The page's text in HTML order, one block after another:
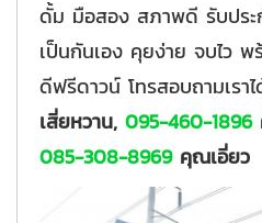
ดั้ม มือสอง สภาพดี รับประ
เป็นกันเอง คุยง่าย จบไว
ดีฟรีดาวน์ โทรสอบถามเรา
เสี่ยหวาน, 095-460-1896
085-308-8969 คุณเอี่ยว